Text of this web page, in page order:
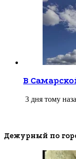
В
3 дня тому
Дежурный по